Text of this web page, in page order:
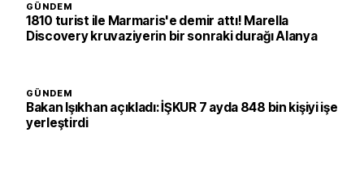
GÜNDEM
1810 turist ile Marmaris'e demir attı! Marella
Discovery kruvaziyerin bir sonraki durağı Alanya
GÜNDEM
Bakan Işıkhan açıkladı: İŞKUR 7 ayda 848 bin kişiyi işe
yerleştirdi